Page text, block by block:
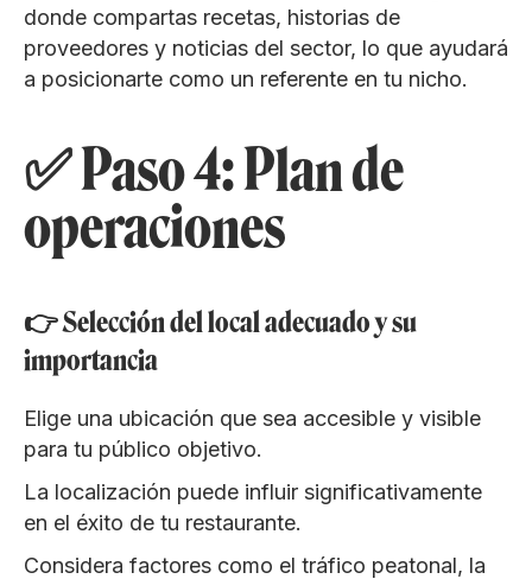
donde compartas recetas, historias de
proveedores y noticias del sector, lo que ayudará
a posicionarte como un referente en tu nicho.
✅ Paso 4: Plan de
operaciones
👉 Selección del local adecuado y su
importancia
Elige una ubicación que sea accesible y visible
para tu público objetivo.
La localización puede influir significativamente
en el éxito de tu restaurante.
Considera factores como el tráfico peatonal, la